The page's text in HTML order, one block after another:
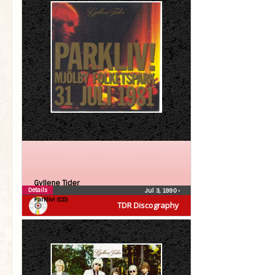
TDR Discography
Gyllene Tider
Parkliv! (CD)
Jul 3, 1990•
Details